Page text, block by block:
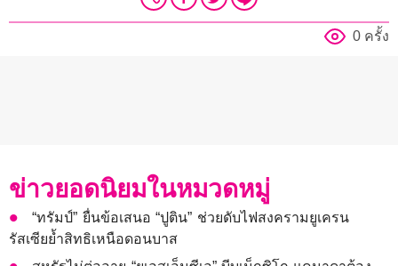
0 ครั้ง
ข่าวยอดนิยมในหมวดหมู่
“ทรัมป์” ยื่นข้อเสนอ “ปูติน” ช่วยดับไฟสงครามยูเครน
รัสเซียย้ำสิทธิเหนือดอนบาส